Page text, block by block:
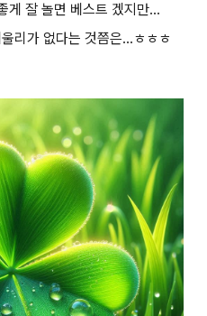
게 잘 놀면 베스트 겠지만...
리가 없다는 것쯤은...ㅎㅎㅎ